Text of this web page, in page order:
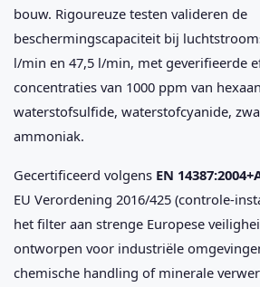
bouw. Rigoureuze testen valideren de
beschermingscapaciteit bij
l/min en 47,5 l/min, met geverifieerde
concentraties van 1000 ppm van
waterstofsulfide, waterstofcyanide,
ammoniak.
Gecertificeerd volgens EN
EU Verordening 2016/425 (controle-
het filter aan strenge Europese
ontworpen voor industriële
chemische handling of minerale